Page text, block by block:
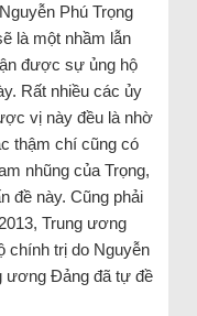
Phú Trọng
là một nhầm lẫn
được sự ủng hộ
Rất nhiều các ủy
vị này đều là nhờ
thậm chí cũng có
nhũng của Trọng,
đề này. Cũng phải
Trung ương
chính trị do Nguyễn
ương Đảng đã tự đề